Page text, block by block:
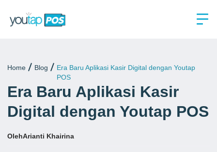
Home Blog
Era Baru Aplikasi Kasir Digital dengan Youtap
POS
Era Baru Aplikasi Kasir
Digital dengan Youtap POS
OlehArianti Khairina